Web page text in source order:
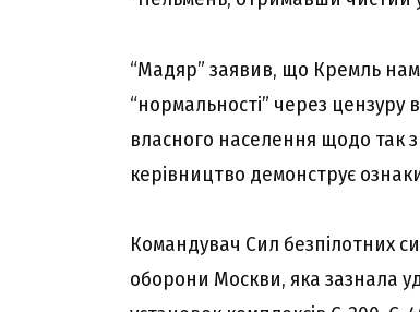
“Мадяр” заявив, що Кремль
“нормальності” через цензуру
власного населення щодо так
керівництво демонструє
Командувач Сил безпілотних
оборони Москви, яка зазнала